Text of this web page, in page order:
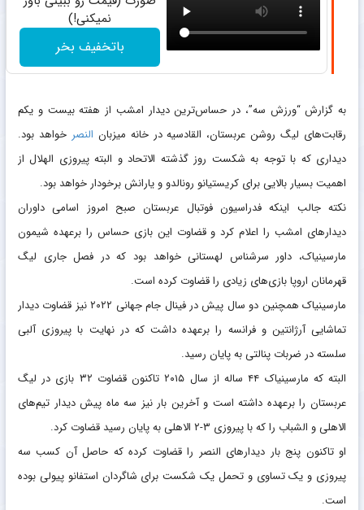
نمیکنی!)
باتخفیف بخر
به گزارش “ورزش سه”، در حساس‌ترین دیدار امشب از هفته بیست و یکم
رقابت‌های لیگ روشن عربستان، القادسیه در خانه میزبان النصر خواهد بود.
دیداری که با توجه به شکست روز گذشته الاتحاد و البته پیروزی الهلال از
اهمیت بسیار بالایی برای کریستیانو رونالدو و یارانش برخودار خواهد بود.
نکته جالب اینکه فدراسیون فوتبال عربستان صبح امروز اسامی داوران
دیدار‌های امشب را اعلام کرد و قضاوت این بازی حساس را برعهده شیمون
مارسینیاک، داور سرشناس لهستانی خواهد بود که در فصل جاری لیگ
قهرمانان اروپا بازی‌های زیادی را قضاوت کرده است.
مارسینیاک همچنین دو سال پیش در فینال جام جهانی ۲۰۲۲ نیز قضاوت دیدار
تماشایی آرژانتین و فرانسه را برعهده داشت که در نهایت با پیروزی آلبی
سلسته در ضربات پنالتی به پایان رسید.
البته که مارسینیاک ۴۴ ساله از سال ۲۰۱۵ تاکنون قضاوت ۳۲ بازی در لیگ
عربستان را برعهده داشته است و آخرین بار نیز سه ماه پیش دیدار تیم‌های
الاهلی و الشباب را که با پیروزی ۳-۲ الاهلی به پایان رسید قضاوت کرد.
او تاکنون پنج بار دیدارهای النصر را قضاوت کرده که حاصل آن کسب سه
پیروزی و یک تساوی و تحمل یک شکست برای شاگردان استفانو پیولی بوده
است.